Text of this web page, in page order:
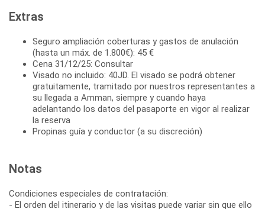
Extras
Seguro ampliación coberturas y gastos de anulación
(hasta un máx. de 1.800€): 45 €
Cena 31/12/25: Consultar
Visado no incluido: 40JD. El visado se podrá obtener
gratuitamente, tramitado por nuestros representantes a
su llegada a Amman, siempre y cuando haya
adelantando los datos del pasaporte en vigor al realizar
la reserva
Propinas guía y conductor (a su discreción)
Notas
Condiciones especiales de contratación:
- El orden del itinerario y de las visitas puede variar sin que ello